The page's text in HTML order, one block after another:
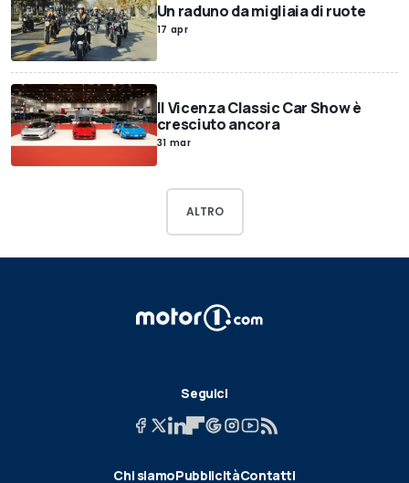
Un raduno da migliaia di ruote
17 apr
Il Vicenza Classic Car Show è
cresciuto ancora
31 mar
ALTRO
Seguici
Chi siamoPubblicitàContatti